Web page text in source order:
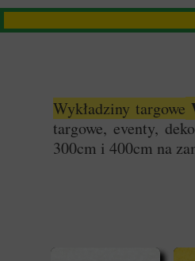
Wykładziny targowe
targowe, eventy,
300cm i 400cm na